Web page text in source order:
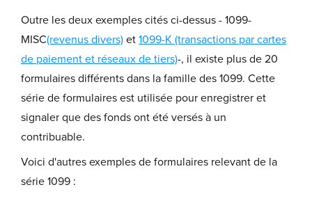
Outre les deux exemples cités ci-dessus - 1099-
MISC(revenus divers) et 1099-K (transactions par cartes
de paiement et réseaux de tiers)-, il existe plus de 20
formulaires différents dans la famille des 1099. Cette
série de formulaires est utilisée pour enregistrer et
signaler que des fonds ont été versés à un
contribuable.
Voici d'autres exemples de formulaires relevant de la
série 1099 :